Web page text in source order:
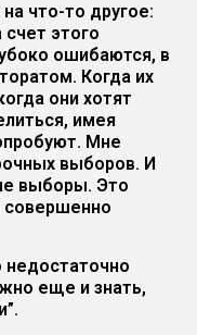
что-то другое:
счет этого
ошибаются, в
Когда их
они хотят
имея
Мне
выборов. И
выборы. Это
совершенно
недостаточно
еще и знать,